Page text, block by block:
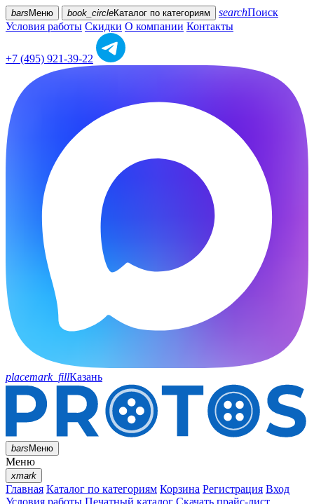
bars Меню book_circleКаталог по категориям searchПоиск
Условия работы Скидки О компании Контакты
+7 (495) 921-39-22
placemark_fillКазань
barsМеню
Меню
xmark
Главная Каталог по категориям Корзина Регистрация Вход
Условия работы Печатный каталог Скачать прайс-лист